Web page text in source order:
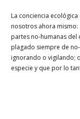
La conciencia
nosotros ahora mismo:
partes no-humanas del
plagado siempre de
ignorando o vigilando;
especie y que por lo